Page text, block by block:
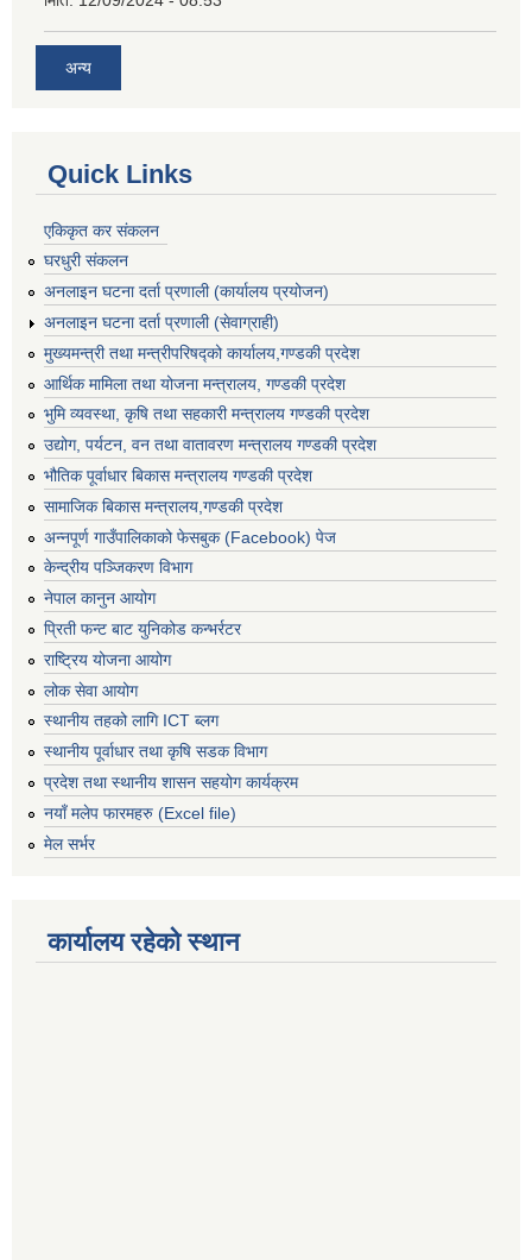
अन्य
Quick Links
एकिकृत कर संकलन
घरधुरी संकलन
अनलाइन घटना दर्ता प्रणाली (कार्यालय प्रयोजन)
अनलाइन घटना दर्ता प्रणाली (सेवाग्राही)
मुख्यमन्त्री तथा मन्त्रीपरिषद्को कार्यालय,गण्डकी प्रदेश
आर्थिक मामिला तथा योजना मन्त्रालय, गण्डकी प्रदेश
भुमि व्यवस्था, कृषि तथा सहकारी मन्त्रालय गण्डकी प्रदेश
उद्योग, पर्यटन, वन तथा वातावरण मन्त्रालय गण्डकी प्रदेश
भौतिक पूर्वाधार बिकास मन्त्रालय गण्डकी प्रदेश
सामाजिक बिकास मन्त्रालय,गण्डकी प्रदेश
अन्नपूर्ण गाउँपालिकाको फेसबुक (Facebook) पेज
केन्द्रीय पञ्जिकरण विभाग
नेपाल कानुन आयोग
प्रिती फन्ट बाट युनिकोड कन्भर्रटर
राष्ट्रिय योजना आयोग
लोक सेवा आयोग
स्थानीय तहको लागि ICT ब्लग
स्थानीय पूर्वाधार तथा कृषि सडक विभाग
प्रदेश तथा स्थानीय शासन सहयोग कार्यक्रम
नयाँ मलेप फारमहरु (Excel file)
मेल सर्भर
कार्यालय रहेको स्थान